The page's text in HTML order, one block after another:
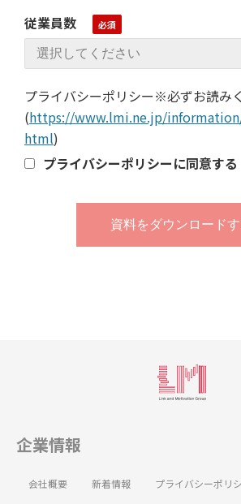
従業員数
プライバシーポリシー※必ずお読み
(https://www.lmi.ne.jp/
html)
プライバシーポリシーに同意する
企業情報
会社概要 新着情報 プライバシーポリ